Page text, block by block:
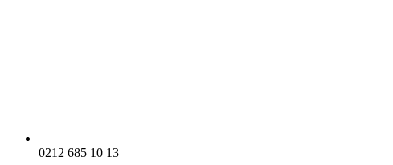
0212 685 10 13